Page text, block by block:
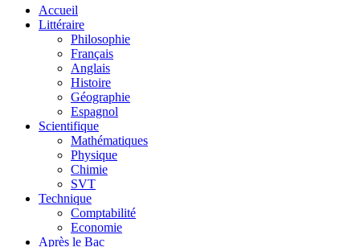
Accueil
Littéraire
Philosophie
Français
Anglais
Histoire
Géographie
Espagnol
Scientifique
Mathématiques
Physique
Chimie
SVT
Technique
Comptabilité
Economie
Après le Bac